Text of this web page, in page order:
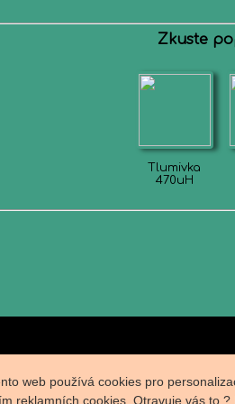
Zkuste
Tlumivka
470uH
web používá cookies pro
reklamních cookies. Otravuje vás to